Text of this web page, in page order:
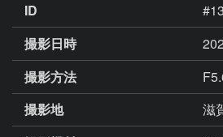
ID
撮影日時
撮影方法
撮影地
滋